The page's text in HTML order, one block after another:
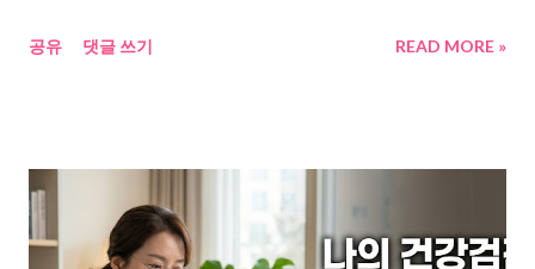
회에서 35회로 급감했다. 단순히 에너지가 적게 들어오니까 적게
송 당시 평균 58kg을 감량했지만, 6년 뒤 대부분 체중이 다시 늘어
있었다. 문제는 이것이다. 체중이 돌아왔는데도 기초대사량은 하
공유 댓글 쓰기 READ MORE »